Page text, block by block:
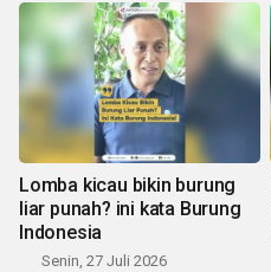
Lomba kicau bikin burung
liar punah? ini kata Burung
Indonesia
Senin, 27 Juli 2026